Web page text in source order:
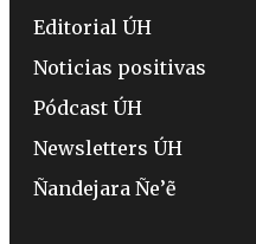
Editorial ÚH
Noticias positivas
Pódcast ÚH
Newsletters ÚH
Ñandejara Ñe’ẽ